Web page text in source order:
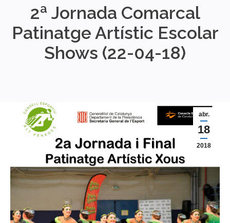
2ª Jornada Comarcal
Patinatge Artístic Escolar
Shows (22-04-18)
abr.
18
2018